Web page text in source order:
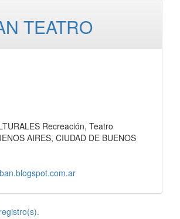
TEATRO
Recreación, Teatro
AIRES, CIUDAD DE BUENOS